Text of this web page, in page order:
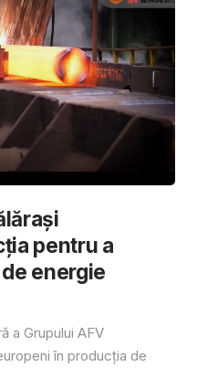
pentru a
energie
a Grupului AFV
în producția de